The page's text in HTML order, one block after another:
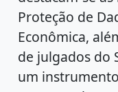
Proteção de
Econômica,
de julgados do
um